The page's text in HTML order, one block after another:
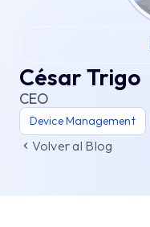
Volver al Blog
César Trigo
CEO
Device Management